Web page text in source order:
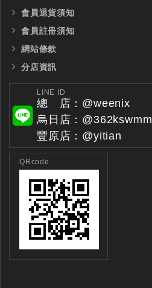
會員退貨須知
會員註冊須知
網站條款
分店資訊
LINE ID
總 店：@weenix
烏日店：@362kswmm
豐原店：@yitian
QRcode